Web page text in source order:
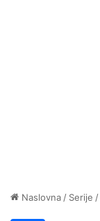
Naslovna / Serije /